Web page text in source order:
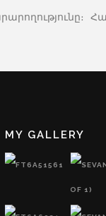
MY GALLERY